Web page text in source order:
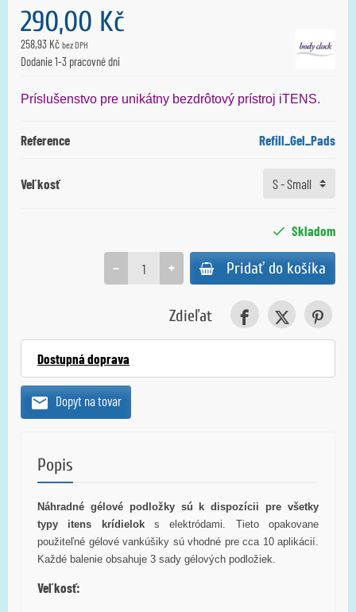
290,00 Kč
258,93 Kč bez DPH
Dodanie 1-3 pracovné dni
Príslušenstvo pre unikátny bezdrôtový prístroj iTENS.
Reference Refill_Gel_Pads
Veľkosť
Skladom
+
− Pridať do košíka
Zdieľat
Dostupná doprava
Dopyt na tovar
Popis
Náhradné gélové podložky sú k dispozícii pre všetky
typy itens krídieloks elektródami. Tieto opakovane
použiteľné gélové vankúšiky sú vhodné pre cca 10 aplikácií.
Každé balenie obsahuje 3 sady gélových podložiek.
Veľkosť: